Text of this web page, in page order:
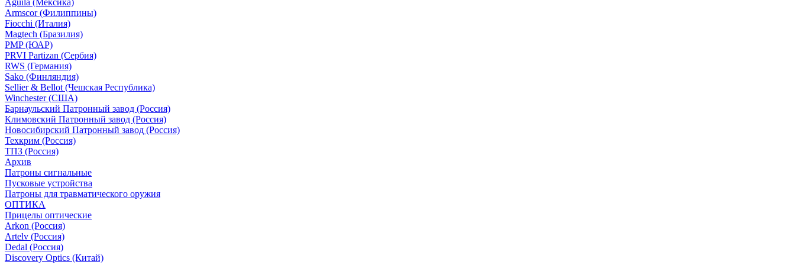
Aguila (Мексика)
Armscor (Филиппины)
Fiocchi (Италия)
Magtech (Бразилия)
PMP (ЮАР)
PRVI Partizan (Сербия)
RWS (Германия)
Sako (Финляндия)
Sellier & Bellot (Чешская Республика)
Winchester (США)
Барнаульский Патронный завод (Россия)
Климовский Патронный завод (Россия)
Новосибирский Патронный завод (Россия)
Техкрим (Россия)
ТПЗ (Россия)
Архив
Патроны сигнальные
Пусковые устройства
Патроны для травматического оружия
ОПТИКА
Прицелы оптические
Arkon (Россия)
Artelv (Россия)
Dedal (Россия)
Discovery Optics (Китай)